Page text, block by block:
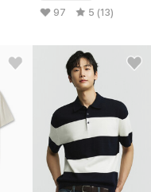
97 5 (13)